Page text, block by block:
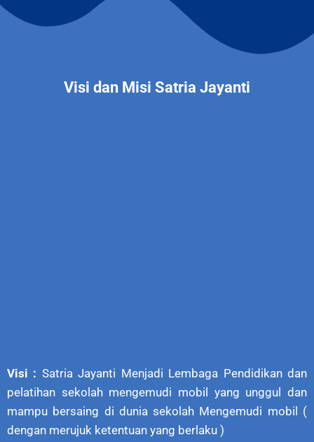
Visi dan Misi Satria Jayanti
Visi : Satria Jayanti Menjadi Lembaga Pendidikan dan
pelatihan sekolah mengemudi mobil yang unggul dan
mampu bersaing di dunia sekolah Mengemudi mobil (
dengan merujuk ketentuan yang berlaku )